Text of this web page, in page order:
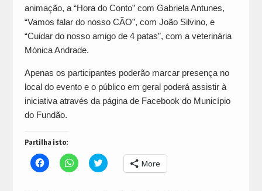
animação, a “Hora do Conto” com Gabriela Antunes,
“Vamos falar do nosso CÃO”, com João Silvino, e
“Cuidar do nosso amigo de 4 patas”, com a veterinária
Mónica Andrade.
Apenas os participantes poderão marcar presença no
local do evento e o público em geral poderá assistir à
iniciativa através da página de Facebook do Município
do Fundão.
Partilha isto:
Click
to
Click
to
Click
to More